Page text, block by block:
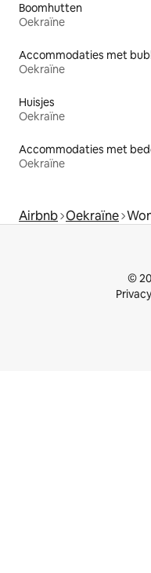
Boomhutten
Oekraïne
Oekraïne
Huisjes
Oekraïne
Oekraïne
Airbnb Oekraïne
©
Privacy